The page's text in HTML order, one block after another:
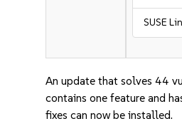
SUSE
An update that solves 44
contains one feature and
fixes can now be installed.